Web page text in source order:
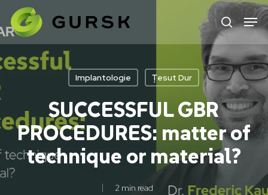
main
content
Implantologie Țesut Dur
SUCCESSFUL GBR
PROCEDURES: matter of
technique or material?
2 min read